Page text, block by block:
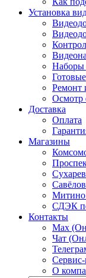
Установка
Наборы
Ремонт
Осмотр
Доставка
Оплата
Магазины
СДЭК
Контакты
Max
Чат
О